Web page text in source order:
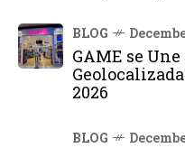
BLOG
GAME se
2026
BLOG